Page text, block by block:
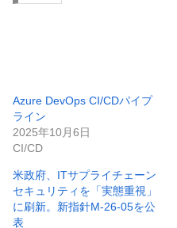
Azure DevOps CI/CDパイプ
ライン
2025年10月6日
CI/CD
米政府、ITサプライチェーン
セキュリティを「実態重視」
に刷新。新指針M-26-05を公
表